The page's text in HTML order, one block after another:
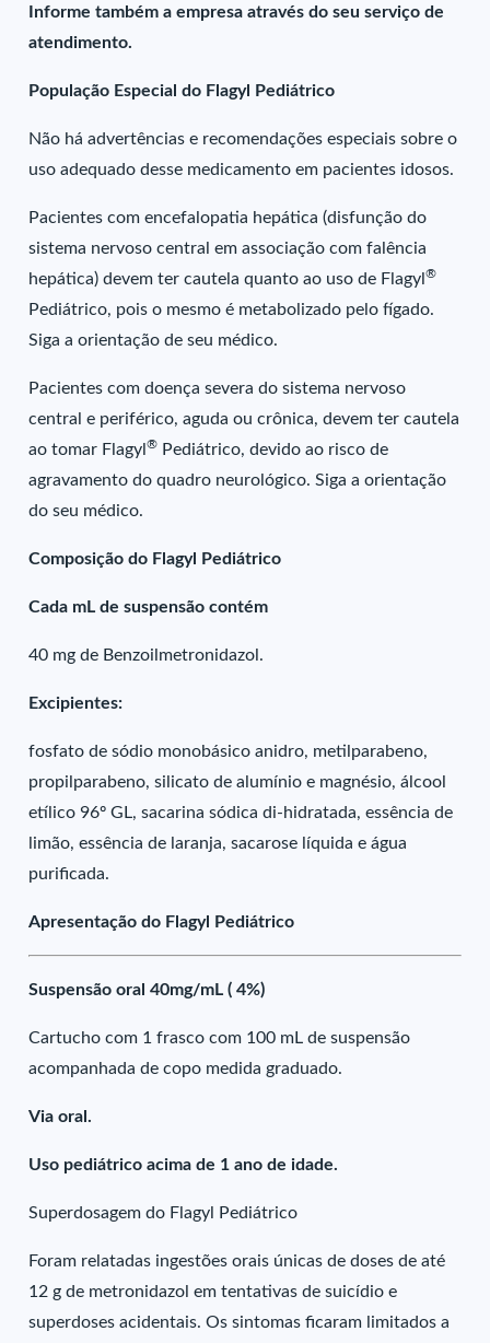
Informe também a empresa através do seu serviço de
atendimento.
População Especial do Flagyl Pediátrico
Não há advertências e recomendações especiais sobre o
uso adequado desse medicamento em pacientes idosos.
Pacientes com encefalopatia hepática (disfunção do
sistema nervoso central em associação com falência
hepática) devem ter cautela quanto ao uso de Flagyl®
Pediátrico, pois o mesmo é metabolizado pelo fígado.
Siga a orientação de seu médico.
Pacientes com doença severa do sistema nervoso
central e periférico, aguda ou crônica, devem ter cautela
ao tomar Flagyl® Pediátrico, devido ao risco de
agravamento do quadro neurológico. Siga a orientação
do seu médico.
Composição do Flagyl Pediátrico
Cada mL de suspensão contém
40 mg de Benzoilmetronidazol.
Excipientes:
fosfato de sódio monobásico anidro, metilparabeno,
propilparabeno, silicato de alumínio e magnésio, álcool
etílico 96º GL, sacarina sódica di-hidratada, essência de
limão, essência de laranja, sacarose líquida e água
purificada.
Apresentação do Flagyl Pediátrico
Suspensão oral 40mg/mL ( 4%)
Cartucho com 1 frasco com 100 mL de suspensão
acompanhada de copo medida graduado.
Via oral.
Uso pediátrico acima de 1 ano de idade.
Superdosagem do Flagyl Pediátrico
Foram relatadas ingestões orais únicas de doses de até
12 g de metronidazol em tentativas de suicídio e
superdoses acidentais. Os sintomas ficaram limitados a